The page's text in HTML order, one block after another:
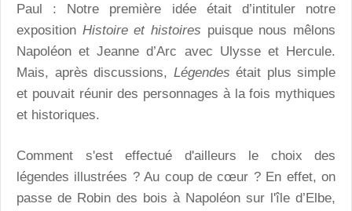
Paul : Notre première idée était d’intituler notre
exposition Histoire et histoires puisque nous mêlons
Napoléon et Jeanne d’Arc avec Ulysse et Hercule.
Mais, après discussions, Légendes était plus simple
et pouvait réunir des personnages à la fois mythiques
et historiques.
Comment s'est effectué d'ailleurs le choix des
légendes illustrées ? Au coup de cœur ? En effet, on
passe de Robin des bois à Napoléon sur l'île d’Elbe,